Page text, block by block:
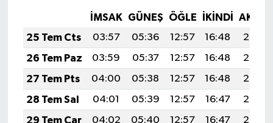
İMSAK GÜNEŞ ÖĞLE İKINDI
25 Tem Cts
03:57 05:36 12:57 16:48
20:08
26 Tem Paz
03:59 05:37 12:57 16:48
20:08
27 Tem Pts
04:00 05:38 12:57 16:48
20:07
28 Tem Sal
04:01 05:39 12:57 16:47
20:06
29 Tem Çar
04:02 05:40 12:57 16:47
20:05